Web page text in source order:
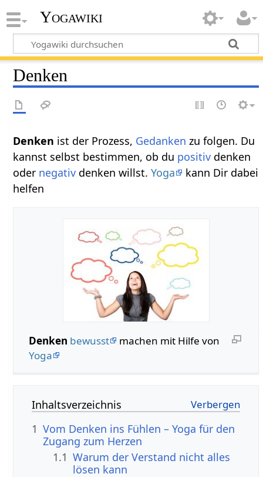
Yogawiki
Denken
Denken ist der Prozess, Gedanken zu folgen. Du
kannst selbst bestimmen, ob du positiv denken
oder negativ denken willst.Yoga
kann Dir dabei
helfen
Denken bewusst
machen mit Hilfe von
Yoga
Inhaltsverzeichnis
1 Vom Denken ins Fühlen – Yoga für den
Zugang zum Herzen
1.1 Warum der Verstand nicht alles
lösen kann